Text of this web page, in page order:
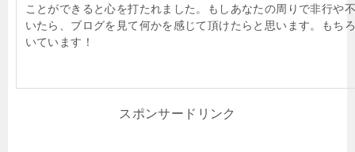
ことができると心を打たれました。もしあなたの周りで非行や
いたら、ブログを見て何かを感じて頂けたらと思います。もち
いています！
スポンサードリンク